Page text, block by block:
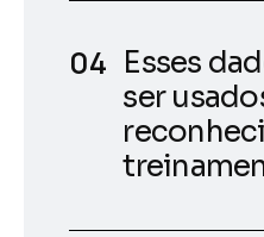
Esses
ser